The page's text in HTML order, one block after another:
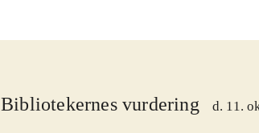
Bibliotekernes vurdering d. 11.